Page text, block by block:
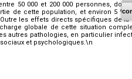
50 000 et 200 000 personnes,
de cette population, et environ 5 %
les effets directs spécifiques de
globale de cette situation
autres pathologies, en particulier
et psychologiques.\n